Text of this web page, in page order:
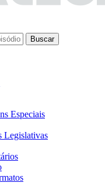
Buscar
Especiais
Legislativas